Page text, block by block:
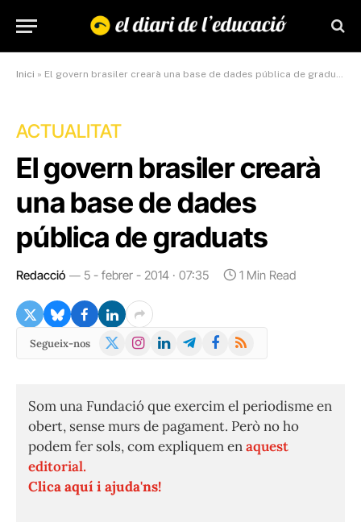
Inici » El govern brasiler crearà una base de dades pública de graduats
ACTUALITAT
El govern brasiler crearà
una base de dades
pública de graduats
Redacció 5 - febrer - 2014 · 07:35 1 Min Read
Segueix-nos
X
Instagram
LinkedInTelegramFacebook
RSS
Som una Fundació que exercim el periodisme en
obert, sense murs de pagament. Però no ho
podem fer sols, com expliquem enaquest
editorial.
Clica aquí i ajuda'ns!